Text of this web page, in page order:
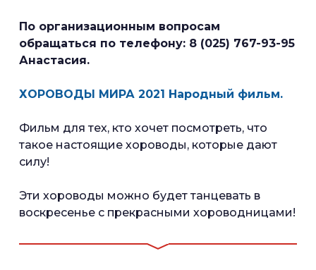
По организационным вопросам
обращаться по телефону: 8 (025) 767-93-95
Анастасия.
ХОРОВОДЫ МИРА 2021 Народный фильм.
Фильм для тех, кто хочет посмотреть, что
такое настоящие хороводы, которые дают
силу!
Эти хороводы можно будет танцевать в
воскресенье с прекрасными хороводницами!